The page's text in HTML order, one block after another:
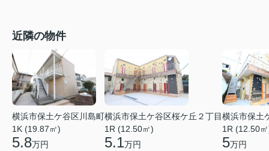
近隣の物件
横浜市保土ケ谷区川島町
1K (19.87㎡)
5.8万円
横浜市保土ケ谷区桜ケ丘２丁目
1R (12.50㎡)
5.1万円
横浜市保土
1R (12.50
5万円